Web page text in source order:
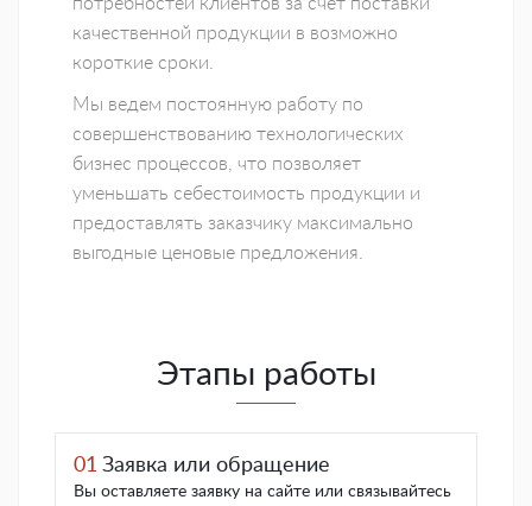
качественной продукции в возможно
короткие сроки.
Мы ведем постоянную работу по
совершенствованию технологических
бизнес процессов, что позволяет
уменьшать себестоимость продукции и
предоставлять заказчику максимально
выгодные ценовые предложения.
Этапы работы
01 Заявка или обращение
Вы оставляете заявку на сайте или связывайтесь